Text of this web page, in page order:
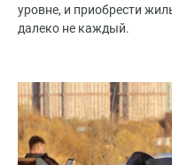
уровне, и приобрести
далеко не каждый.